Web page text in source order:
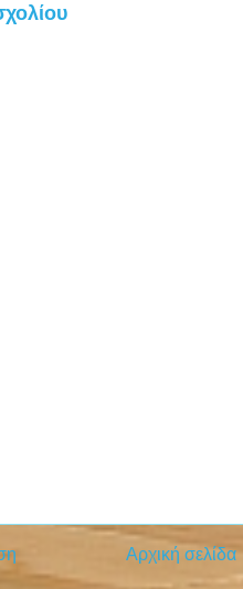
Αρχική σελίδα